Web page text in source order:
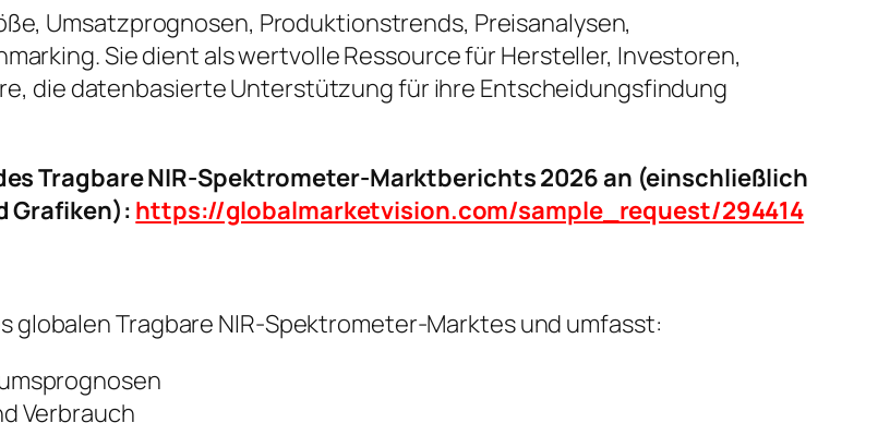
Umsatzprognosen, Produktionstrends, Preisanalysen,
Sie dient als wertvolle Ressource für Hersteller, Investoren,
die datenbasierte Unterstützung für ihre Entscheidungsfindung
Tragbare NIR-Spektrometer-Marktberichts 2026 an (einschließlich
Grafiken): https://globalmarketvision.com/sample_request/294414
Tragbare NIR-Spektrometer-Marktes und umfasst:
Verbrauch